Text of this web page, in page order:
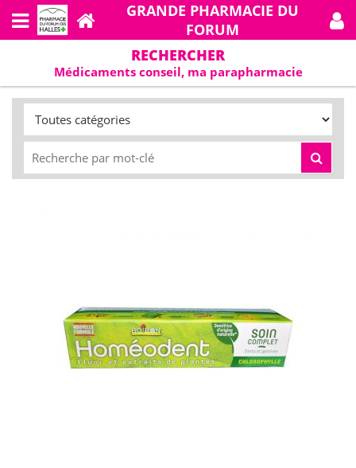
GRANDE PHARMACIE DU
FORUM
RECHERCHER
Médicaments conseil, ma parapharmacie